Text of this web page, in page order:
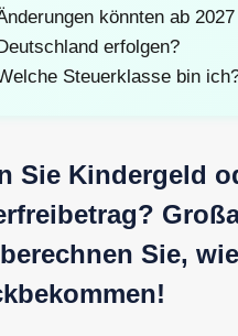
könnten ab
erfolgen?
Steuerklasse bin
Sie Kindergeld
Sie,